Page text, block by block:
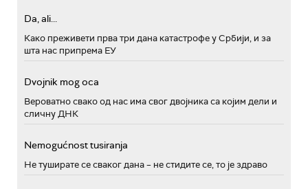
Da, ali...
Како преживети прва три дана катастрофе у Србији, и за
шта нас припрема ЕУ
Dvojnik mog oca
Вероватно свако од нас има свог двојника са којим дели и
сличну ДНК
Nemogućnost tusiranja
Не туширате се сваког дана – не стидите се, то је здраво